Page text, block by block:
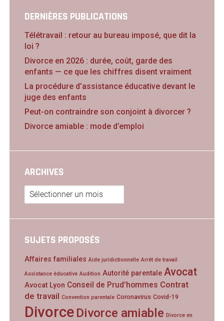
DERNIÈRES PUBLICATIONS
Télétravail : retour au bureau imposé, que dit la
loi ?
Divorce en 2026 : durée, coût, garde des
enfants — ce que les chiffres disent vraiment
La procédure d’assistance éducative devant le
juge des enfants
Peut-on contraindre son conjoint à divorcer ?
Divorce amiable : mode d’emploi
ARCHIVES
Archives
SUJETS PROPOSÉS
Affaires familiales Aide juridictionnelle Arrêt de travail
Assistance éducative Audition Autorité parentale Avocat
Avocat Lyon Conseil de Prud'hommes Contrat
de travail Convention parentale Coronavirus Covid-19
Divorce Divorce amiable Divorce en